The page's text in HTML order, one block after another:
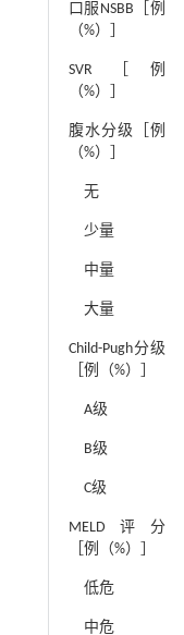
口服NSBB［例
（%）］
SVR［例
（%）］
腹水分级［例
（%）］
无
少量
中量
大量
Child-Pugh分级
［例（%）］
A级
B级
C级
MELD评分
［例（%）］
低危
中危